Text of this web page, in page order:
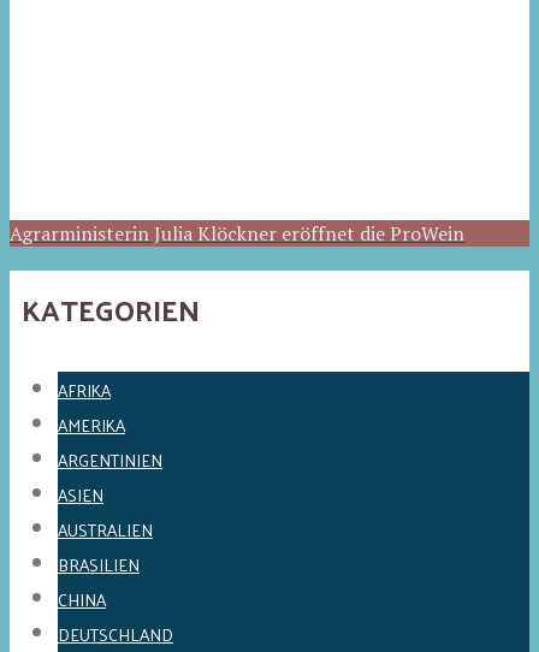
Agrarministerin Julia Klöckner eröffnet die ProWein
KATEGORIEN
AFRIKA
AMERIKA
ARGENTINIEN
ASIEN
AUSTRALIEN
BRASILIEN
CHINA
DEUTSCHLAND